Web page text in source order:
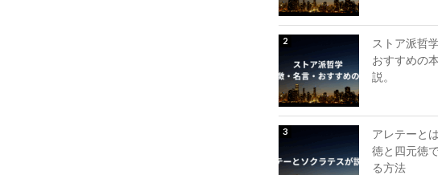
ストア派哲
おすすめの
説。
アレテーと
徳と四元徳
る方法